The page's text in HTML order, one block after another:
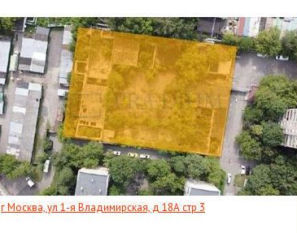
г Москва, ул 1-я Владимирская, д 18А стр 3